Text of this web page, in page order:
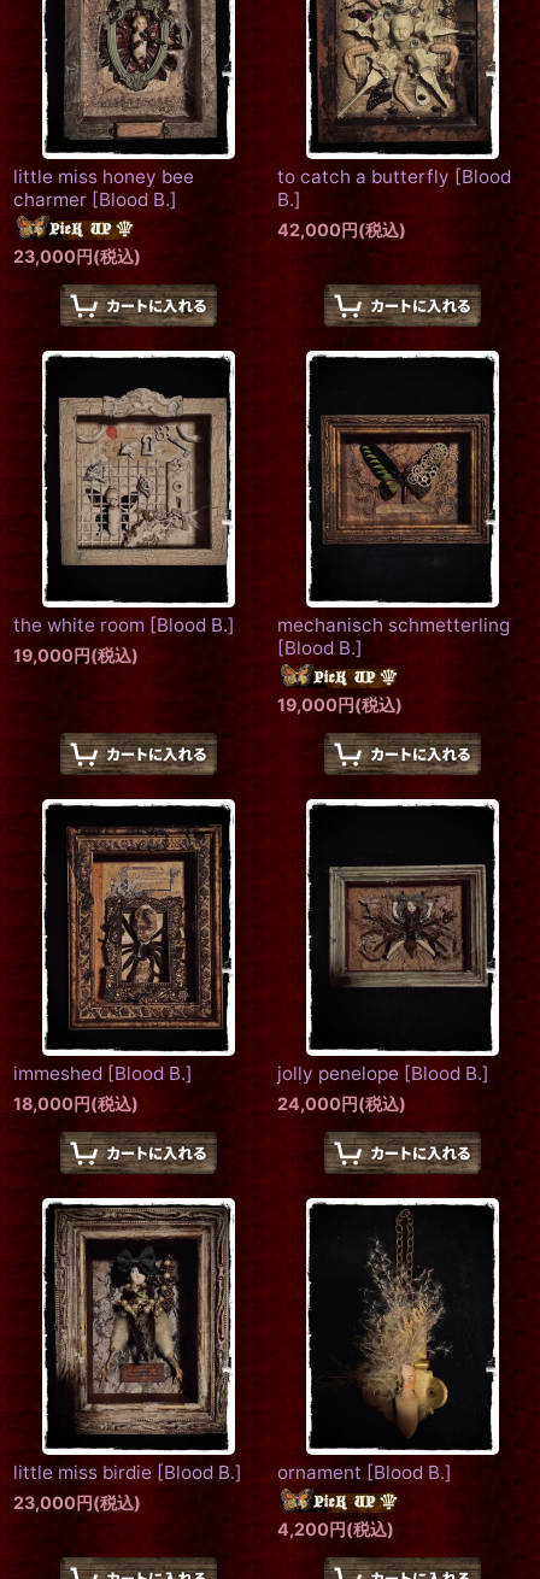
little miss honey bee
charmer [Blood B.]
23,000円(税込)
to catch a butterfly [Blood
B.]
42,000円(税込)
the white room [Blood B.]
19,000円(税込)
mechanisch schmetterling
[Blood B.]
19,000円(税込)
immeshed [Blood B.]
18,000円(税込)
jolly penelope [Blood B.]
24,000円(税込)
little miss birdie [Blood B.]
23,000円(税込)
ornament [Blood B.]
4,200円(税込)